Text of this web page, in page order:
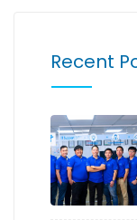
Recent